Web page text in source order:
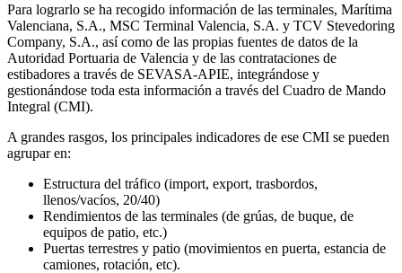
Para lograrlo se ha recogido información de las terminales, Marítima
Valenciana, S.A., MSC Terminal Valencia, S.A. y TCV Stevedoring
Company, S.A., así como de las propias fuentes de datos de la
Autoridad Portuaria de Valencia y de las contrataciones de
estibadores a través de SEVASA-APIE, integrándose y
gestionándose toda esta información a través del Cuadro de Mando
Integral (CMI).
A grandes rasgos, los principales indicadores de ese CMI se pueden
agrupar en:
Estructura del tráfico (import, export, trasbordos,
llenos/vacíos, 20/40)
Rendimientos de las terminales (de grúas, de buque, de
equipos de patio, etc.)
Puertas terrestres y patio (movimientos en puerta, estancia de
camiones, rotación, etc).